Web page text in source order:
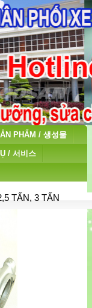
PHẨM / 생성물
/ 서비스
TẤN, 3 TẤN